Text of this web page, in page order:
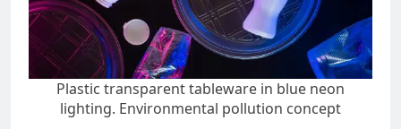
Plastic transparent tableware in blue neon
lighting. Environmental pollution concept